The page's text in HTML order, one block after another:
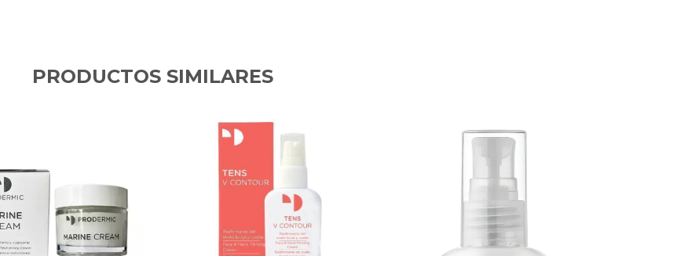
PRODUCTOS SIMILARES